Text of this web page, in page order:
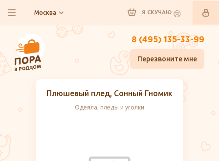
Москва Я СКУЧАЮ
8 (495) 135-33-99
Перезвоните мне
Плюшевый плед, Сонный Гномик
Одеяла, пледы и уголки